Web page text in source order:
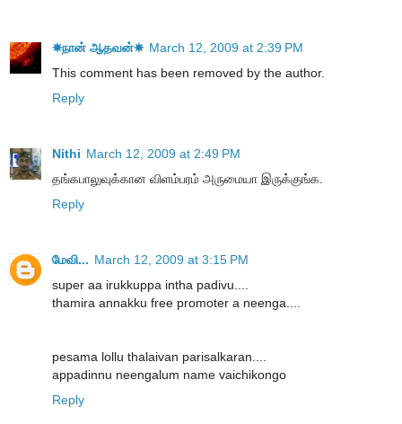
☀நான் ஆதவன்☀ March 12, 2009 at 2:39 PM
This comment has been removed by the author.
Reply
Nithi March 12, 2009 at 2:49 PM
தங்கபாலுவுக்கான விளம்பரம் அருமையா இருக்குங்க.
Reply
மேவி... March 12, 2009 at 3:15 PM
super aa irukkuppa intha padivu....
thamira annakku free promoter a neenga....
pesama lollu thalaivan parisalkaran....
appadinnu neengalum name vaichikongo
Reply